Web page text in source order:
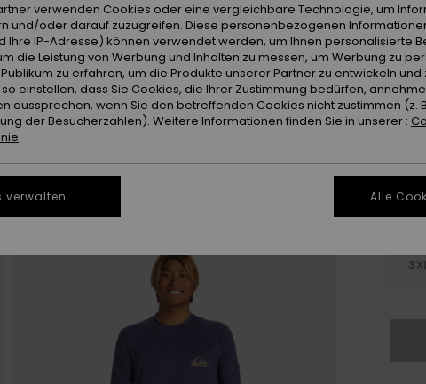
Farbe
XS
verwenden Cookies oder eine vergleichbare Technologie, um
und/oder darauf zuzugreifen. Diese personenbezogenen
Ihre IP-Adresse) können verwendet werden, um Ihnen personalisierte
die Leistung von Werbung und Inhalten zu messen, um Werbung zu
zu erfahren, um die Produkte unserer Partner zu entwickeln und
einstellen, dass Sie Cookies, die Ihrer Zustimmung bedürfen,
aussprechen, wenn Sie den betreffenden Cookies nicht zustimmen (z.
der Besucherzahlen). Weitere Informationen finden Sie in unserer :
verwalten Alle